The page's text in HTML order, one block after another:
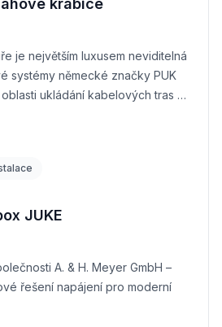
je největším luxusem neviditelná
systémy německé značky PUK
ukládání kabelových tras a
JUKE
A. & H. Meyer GmbH –
řešení napájení pro moderní